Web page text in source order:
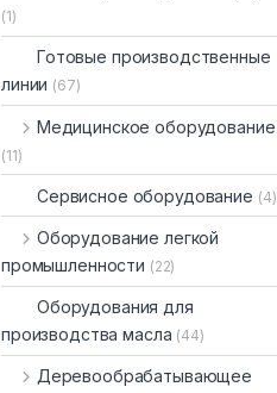
(1)
Готовые производственные
линии (67)
Медицинское оборудование
(11)
Сервисное оборудование (4)
Оборудование легкой
промышленности (22)
Оборудования для
производства масла (44)
Деревообрабатывающее